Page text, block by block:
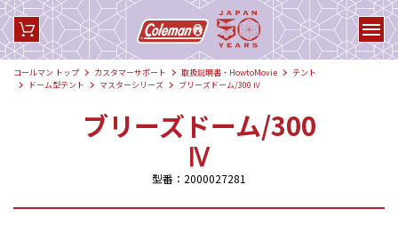
コールマン トップ カスタマーサポート 取扱説明書・HowtoMovie
テント
ドーム型テント
マスターシリーズ ブリーズドーム/300 Ⅳ
ブリーズドーム/300
Ⅳ
型番：2000027281